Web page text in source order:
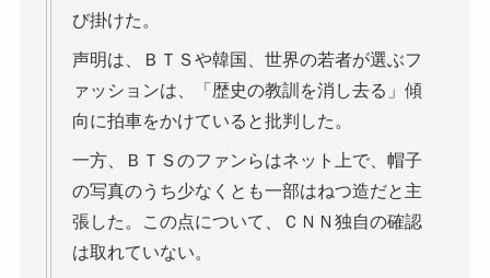
び掛けた。
声明は、ＢＴＳや韓国、世界の若者が選ぶフ
ァッションは、「歴史の教訓を消し去る」傾
向に拍車をかけていると批判した。
一方、ＢＴＳのファンらはネット上で、帽子
の写真のうち少なくとも一部はねつ造だと主
張した。この点について、ＣＮＮ独自の確認
は取れていない。